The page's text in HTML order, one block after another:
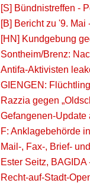
[S] Bündnistreffen -
[B] Bericht zu '9. Mai
[HN] Kundgebung
Sontheim/Brenz:
Antifa-Aktivisten
GIENGEN:
Razzia gegen
Gefangenen-Update
F: Anklagebehörde
Mail-, Fax-, Brief-
Ester Seitz,
Recht-auf-Stadt-